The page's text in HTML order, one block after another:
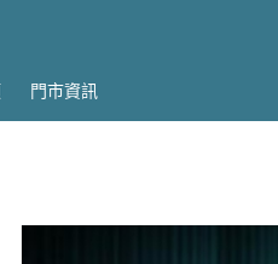
門市資訊